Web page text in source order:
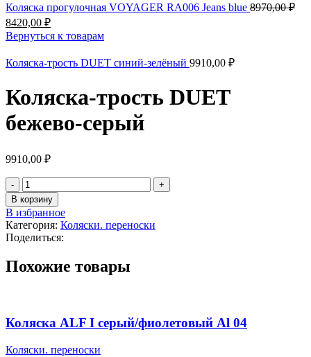
Коляска прогулочная VOYAGER RA006 Jeans blue 8970,00₽
8420,00 ₽
Вернуться к товарам
Коляска-трость DUET синий-зелёный 9910,00 ₽
Коляска-трость DUET
бежево-серый
9910,00 ₽
В корзину
В избранное
Категория: Коляски. переноски
Поделиться:
Похожие товары
Коляска ALF I серый/фиолетовый Al 04
Коляски. переноски